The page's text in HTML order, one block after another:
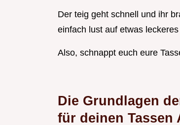
Der teig geht schnell und ihr
einfach lust auf etwas
Also, schnappt euch eure
Die Grundlagen
für deinen Tassen